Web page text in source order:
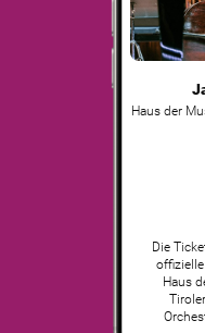
Haus der
Die
Haus